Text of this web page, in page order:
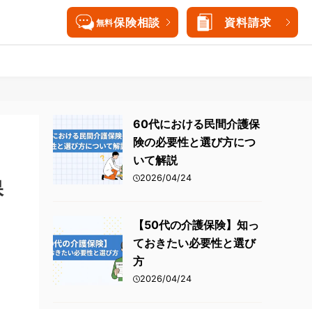
無料保険相談 資料請求
三大疾病保険
持病がある方向けがん保険
終身保険
女性医療保険
就業不能保険
介護保険
海外旅行保険
三大疾病保険
持病がある方向けがん保険
終身保険
60代における民間介護保
険の必要性と選び方につ
いて解説
2026/04/24
【50代の介護保険】知っ
ておきたい必要性と選び
方
2026/04/24